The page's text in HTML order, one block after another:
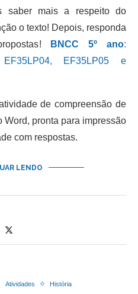
saber mais a respeito do
o texto! Depois, responda
BNCC 5º ano:
EF35LP05 e
de compreensão de
Word, pronta para impressão
com respostas.
LENDO
Atividades História